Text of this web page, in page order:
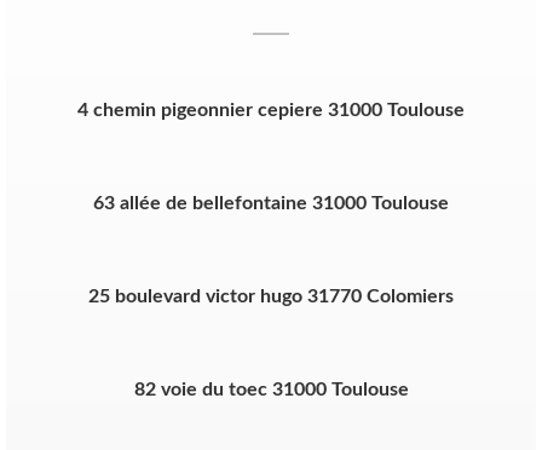
4 chemin pigeonnier cepiere 31000 Toulouse
63 allée de bellefontaine 31000 Toulouse
25 boulevard victor hugo 31770 Colomiers
82 voie du toec 31000 Toulouse